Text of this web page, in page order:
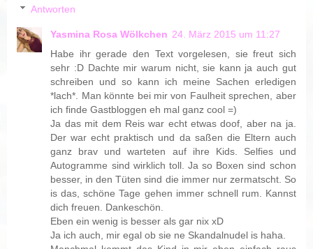
Antworten
Yasmina Rosa Wölkchen 24. März 2015 um 11:27
Habe ihr gerade den Text vorgelesen, sie freut sich
sehr :D Dachte mir warum nicht, sie kann ja auch gut
schreiben und so kann ich meine Sachen erledigen
*lach*. Man könnte bei mir von Faulheit sprechen, aber
ich finde Gastbloggen eh mal ganz cool =)
Ja das mit dem Reis war echt etwas doof, aber na ja.
Der war echt praktisch und da saßen die Eltern auch
ganz brav und warteten auf ihre Kids. Selfies und
Autogramme sind wirklich toll. Ja so Boxen sind schon
besser, in den Tüten sind die immer nur zermatscht. So
is das, schöne Tage gehen immer schnell rum. Kannst
dich freuen. Dankeschön.
Eben ein wenig is besser als gar nix xD
Ja ich auch, mir egal ob sie ne Skandalnudel is haha.